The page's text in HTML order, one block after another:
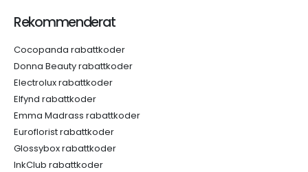
Rekommenderat
Cocopanda rabattkoder
Donna Beauty rabattkoder
Electrolux rabattkoder
Elfynd rabattkoder
Emma Madrass rabattkoder
Euroflorist rabattkoder
Glossybox rabattkoder
InkClub rabattkoder